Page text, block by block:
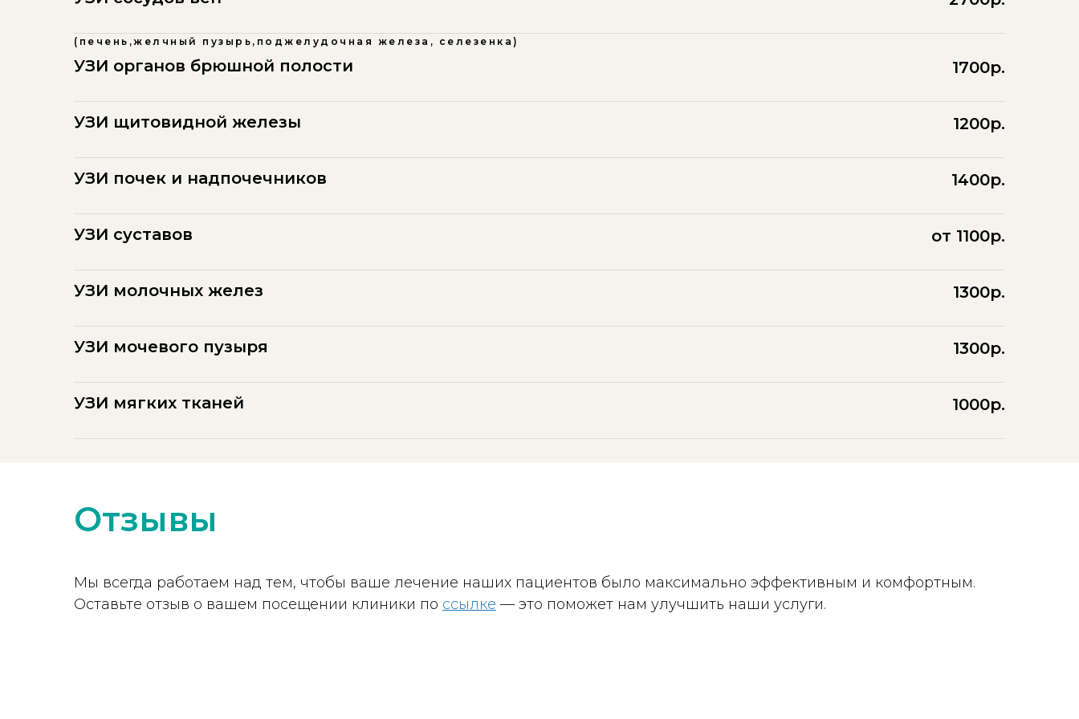
(печень,желчный пузырь,поджелудочная железа, селезенка)
УЗИ органов брюшной полости 1700р.
УЗИ щитовидной железы 1200р.
УЗИ почек и надпочечников 1400р.
УЗИ суставов от 1100р.
УЗИ молочных желез 1300р.
УЗИ мочевого пузыря 1300р.
УЗИ мягких тканей 1000р.
Отзывы
Мы всегда работаем над тем, чтобы ваше лечение наших пациентов было максимально эффективным и комфортным.
Оставьте отзыв о вашем посещении клиники по ссылке — это поможет нам улучшить наши услуги.